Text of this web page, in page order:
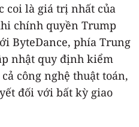
coi là giá trị nhất của
chính quyền Trump
ByteDance, phía Trung
nhật quy định kiểm
công nghệ thuật toán,
đối với bất kỳ giao